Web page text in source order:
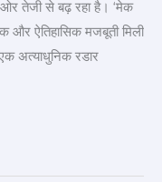
तेजी से बढ़ रहा है। ‘मेक
और ऐतिहासिक मजबूती मिली
अत्याधुनिक रडार